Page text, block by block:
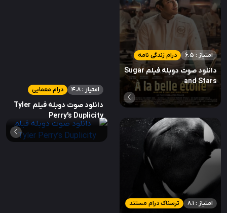
درام زندگی نامه امتیاز : 6.5
دانلود صوت دوبله فیلم Sugar
and Stars
ترسناک درام مستند امتیاز : 8.1
درام معمایی امتیاز : 4.8
دانلود صوت دوبله فیلم Tyler
Perry’s Duplicity